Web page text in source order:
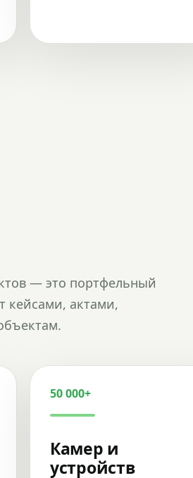
— это портфельный
кейсами, актами,
50 000+
Камер и
устройств